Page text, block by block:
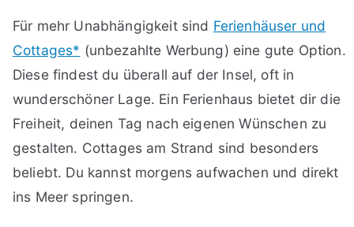
Für mehr Unabhängigkeit sind Ferienhäuser und
Cottages* (unbezahlte Werbung) eine gute Option.
Diese findest du überall auf der Insel, oft in
wunderschöner Lage. Ein Ferienhaus bietet dir die
Freiheit, deinen Tag nach eigenen Wünschen zu
gestalten. Cottages am Strand sind besonders
beliebt. Du kannst morgens aufwachen und direkt
ins Meer springen.